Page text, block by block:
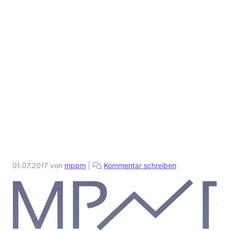
01.07.2017 von mppm Kommentar schreiben